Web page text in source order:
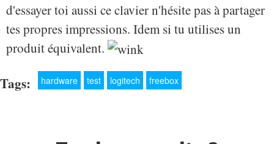
d'essayer toi aussi ce clavier n'hésite pas à partager
tes propres impressions. Idem si tu utilises un
produit équivalent.
Tags: hardware test logitech freebox